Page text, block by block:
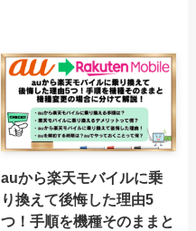
auから楽天モバイルに乗
り換えて後悔した理由5
つ！手順を機種そのままと